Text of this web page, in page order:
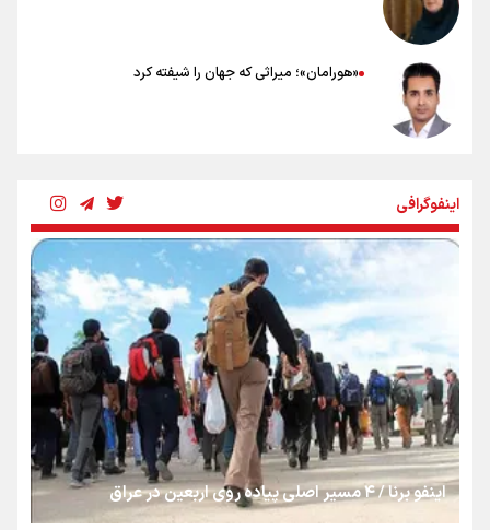
«هورامان»؛ میراثی که جهان را شیفته کرد
رسانه ملی و حق مردم برای شنیدن صدای رئیس‌جمهوری
روایت ایران از کنار مردم
از طلوع خیابان‌ها تا غروب اشک
اینفوگرافی
اینفو برنا / ۴ مسیر اصلی پیاده روی اربعین در عراق